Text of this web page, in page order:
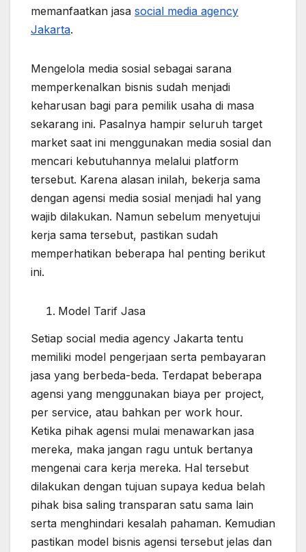
memanfaatkan jasa social media agency
Jakarta.
Mengelola media sosial sebagai sarana
memperkenalkan bisnis sudah menjadi
keharusan bagi para pemilik usaha di masa
sekarang ini. Pasalnya hampir seluruh target
market saat ini menggunakan media sosial dan
mencari kebutuhannya melalui platform
tersebut. Karena alasan inilah, bekerja sama
dengan agensi media sosial menjadi hal yang
wajib dilakukan. Namun sebelum menyetujui
kerja sama tersebut, pastikan sudah
memperhatikan beberapa hal penting berikut
ini.
Model Tarif Jasa
Setiap social media agency Jakarta tentu
memiliki model pengerjaan serta pembayaran
jasa yang berbeda-beda. Terdapat beberapa
agensi yang menggunakan biaya per project,
per service, atau bahkan per work hour.
Ketika pihak agensi mulai menawarkan jasa
mereka, maka jangan ragu untuk bertanya
mengenai cara kerja mereka. Hal tersebut
dilakukan dengan tujuan supaya kedua belah
pihak bisa saling transparan satu sama lain
serta menghindari kesalah pahaman. Kemudian
pastikan model bisnis agensi tersebut jelas dan